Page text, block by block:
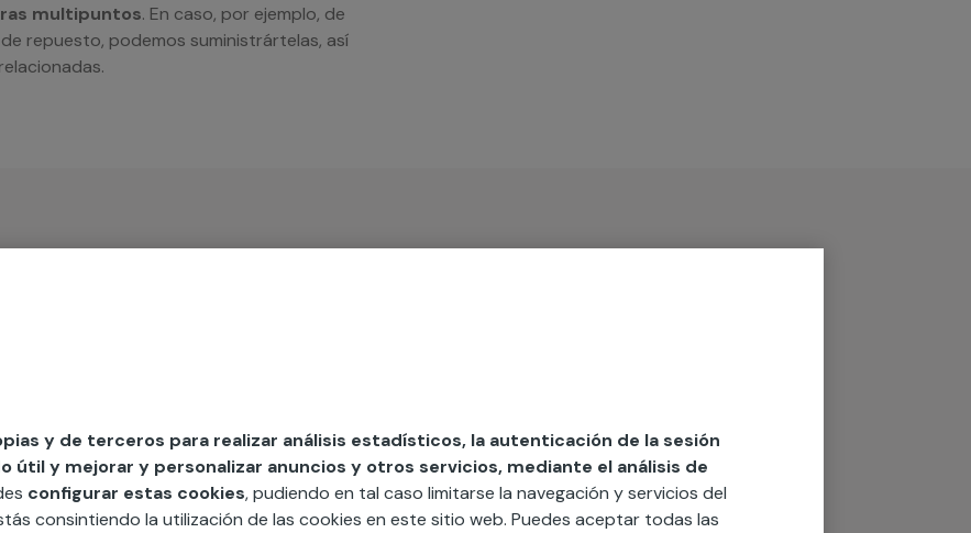
multipuntos. En caso, por ejemplo, de
repuesto, podemos suministrártelas, así
y de terceros para realizar análisis estadísticos, la autenticación de la sesión
útil y mejorar y personalizar anuncios y otros servicios, mediante el análisis de
configurar estas cookies, pudiendo en tal caso limitarse la navegación y servicios del
consintiendo la utilización de las cookies en este sitio web. Puedes aceptar todas las